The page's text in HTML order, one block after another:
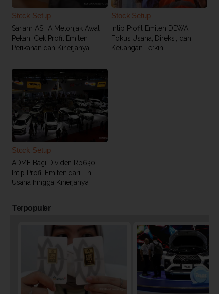
Stock Setup
Saham ASHA Melonjak Awal
Pekan, Cek Profil Emiten
Perikanan dan Kinerjanya
Stock Setup
Intip Profil Emiten DEWA:
Fokus Usaha, Direksi, dan
Keuangan Terkini
Stock Setup
ADMF Bagi Dividen Rp630,
Intip Profil Emiten dari Lini
Usaha hingga Kinerjanya
Terpopuler